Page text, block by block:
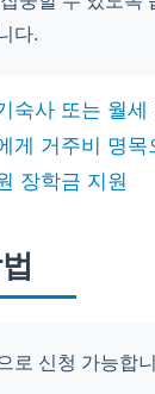
다.
숙사 또는 월세
게 거주비 명목
장학금 지원
로 신청 가능합